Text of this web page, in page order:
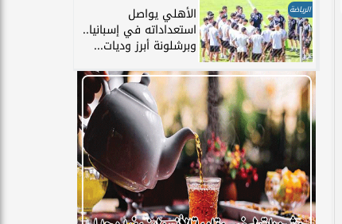
الرياضة الأهلي يواصل
استعداداته في إسبانيا..
وبرشلونة أبرز وديات...